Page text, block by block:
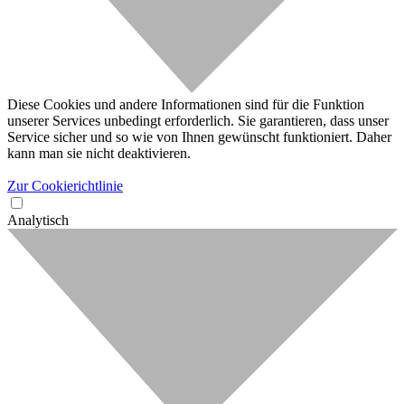
Diese Cookies und andere Informationen sind für die Funktion
unserer Services unbedingt erforderlich. Sie garantieren, dass unser
Service sicher und so wie von Ihnen gewünscht funktioniert. Daher
kann man sie nicht deaktivieren.
Zur Cookierichtlinie
Analytisch